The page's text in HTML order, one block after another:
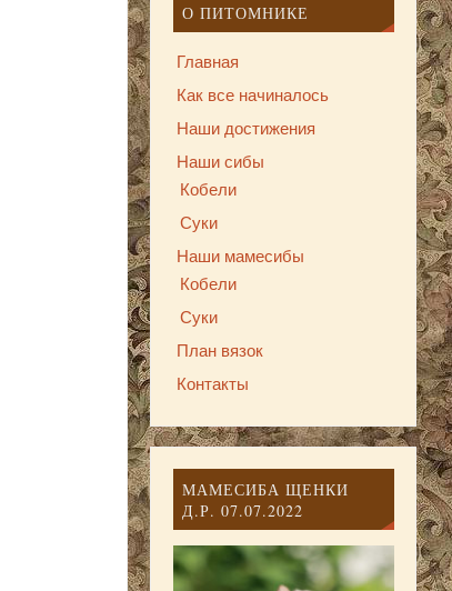
О ПИТОМНИКЕ
Главная
Как все начиналось
Наши достижения
Наши сибы
Кобели
Суки
Наши мамесибы
Кобели
Суки
План вязок
Контакты
МАМЕСИБА ЩЕНКИ
Д.Р. 07.07.2022